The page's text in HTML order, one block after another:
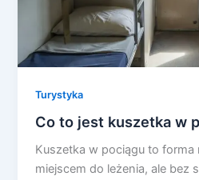
Turystyka
Co to jest kuszetka w
Kuszetka w pociągu to forma
miejscem do leżenia, ale bez